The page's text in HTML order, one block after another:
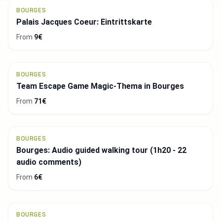
BOURGES
Palais Jacques Coeur: Eintrittskarte
From 9€
BOURGES
Team Escape Game Magic-Thema in Bourges
From 71€
BOURGES
Bourges: Audio guided walking tour (1h20 - 22
audio comments)
From 6€
BOURGES